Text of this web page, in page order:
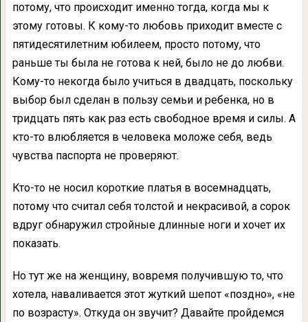
потому, что происходит именно тогда, когда мы к
этому готовы. К кому-то любовь приходит вместе с
пятидесятилетним юбилеем, просто потому, что
раньше ты была не готова к ней, было не до любви.
Кому-то некогда было учиться в двадцать, поскольку
выбор был сделан в пользу семьи и ребенка, но в
тридцать пять как раз есть свободное время и силы. А
кто-то влюбляется в человека моложе себя, ведь
чувства паспорта не проверяют.
Кто-то не носил короткие платья в восемнадцать,
потому что считал себя толстой и некрасивой, а сорок
вдруг обнаружил стройные длинные ноги и хочет их
показать.
Но тут же на женщину, вовремя получившую то, что
хотела, наваливается этот жуткий шепот «поздно», «не
по возрасту». Откуда он звучит? Давайте пройдемся